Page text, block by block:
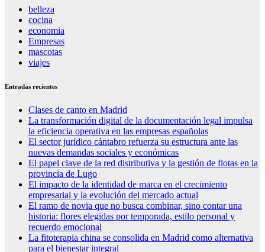
belleza
cocina
economia
Empresas
mascotas
viajes
Entradas recientes
Clases de canto en Madrid
La transformación digital de la documentación legal impulsa
la eficiencia operativa en las empresas españolas
El sector jurídico cántabro refuerza su estructura ante las
nuevas demandas sociales y económicas
El papel clave de la red distributiva y la gestión de flotas en la
provincia de Lugo
El impacto de la identidad de marca en el crecimiento
empresarial y la evolución del mercado actual
El ramo de novia que no busca combinar, sino contar una
historia: flores elegidas por temporada, estilo personal y
recuerdo emocional
La fitoterapia china se consolida en Madrid como alternativa
para el bienestar integral